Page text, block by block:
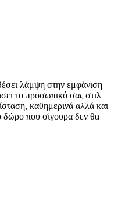
λάμψη στην εμφάνιση
το προσωπικό σας στιλ
καθημερινά αλλά και
δώρο που σίγουρα δεν θα